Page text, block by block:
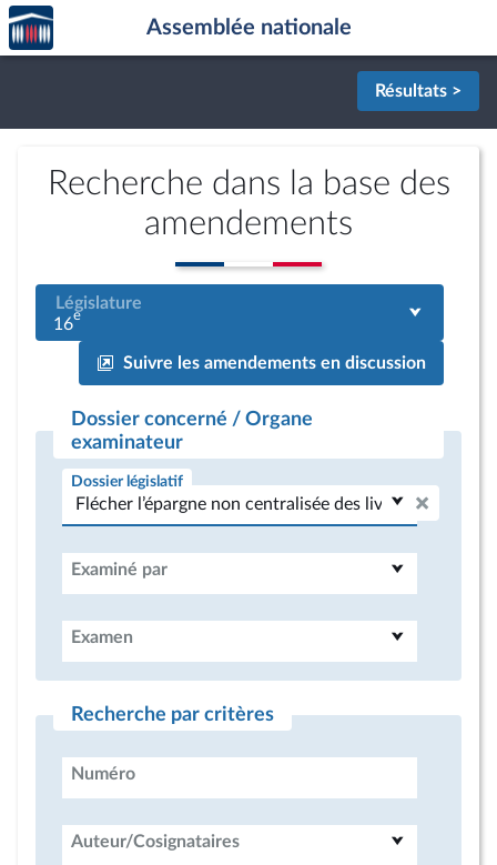
Aller au contenu
Aller en bas de la page
Accèder
à la
page
Assemblée nationale
Résultats >
Recherche dans la base des
amendements
Législature
16e
Suivre les amendements en discussion
Dossier concerné / Organe
examinateur
Dossier législatif
Examiné par
Examen
Recherche par critères
Numéro
Auteur/Cosignataires